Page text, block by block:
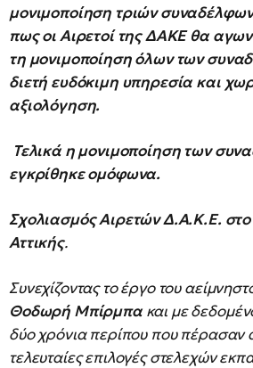
μονιμοποίηση τριών
πως οι Αιρετοί της ΔΑΚΕ θα
τη μονιμοποίηση όλων των
διετή ευδόκιμη υπηρεσία και
αξιολόγηση.
Τελικά η μονιμοποίηση των
εγκρίθηκε ομόφωνα.
Σχολιασμός Αιρετών Δ.Α.Κ.Ε.
Αττικής.
Συνεχίζοντας το έργο του
Θοδωρή Μπίρμπακαι με
δύο χρόνια περίπου που πέρασαν
τελευταίες επιλογές στελεχών